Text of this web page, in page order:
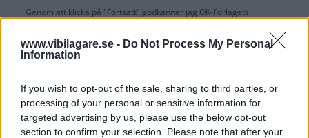
www.vibilagare.se - Do Not Process My Personal
Information
If you wish to opt-out of the sale, sharing to third parties, or
processing of your personal or sensitive information for
targeted advertising by us, please use the below opt-out
section to confirm your selection. Please note that after your
Genom att klicka på "Fortsätt" godkänner jag OK-Förlagets
OK-Förlagets integritetspolicy
Är du redan prenumerant på vår papperstidning?
Aktivera din digitala prenumeration utan kostnad här.